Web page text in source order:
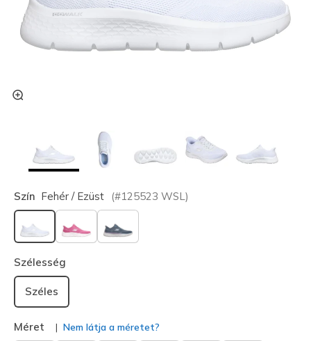
Szín Fehér / Ezüst (#125523 WSL )
kiválasztva
Szélesség
Széles
Méret Nem látja a méretet?